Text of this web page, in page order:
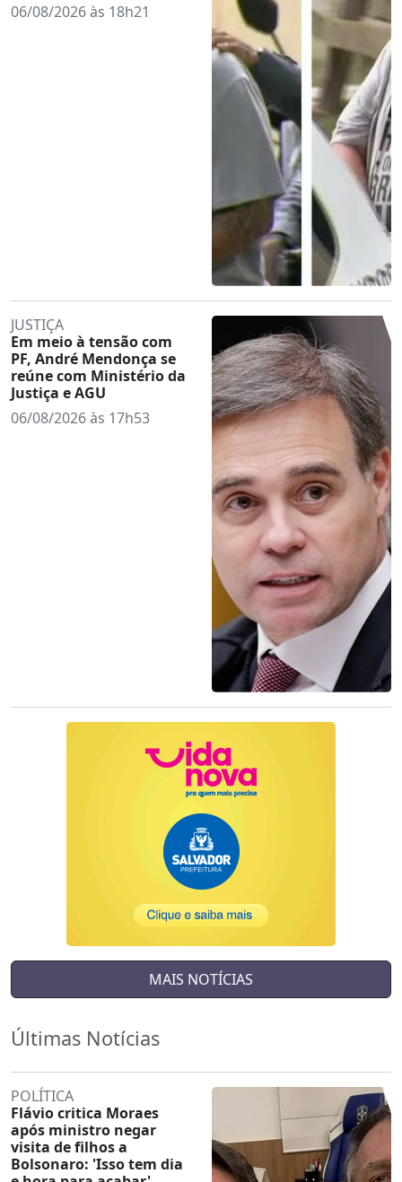
06/08/2026 às 18h21
JUSTIÇA
Em meio à tensão com
PF, André Mendonça se
reúne com Ministério da
Justiça e AGU
06/08/2026 às 17h53
MAIS NOTÍCIAS
Últimas Notícias
POLÍTICA
Flávio critica Moraes
após ministro negar
visita de filhos a
Bolsonaro: 'Isso tem dia